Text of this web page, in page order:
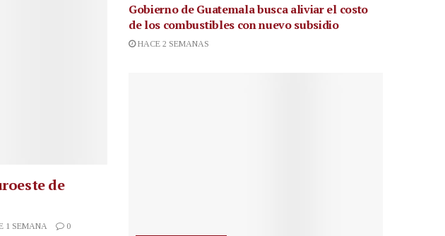
de
1 SEMANA 0
Gobierno de Guatemala busca aliviar el costo
de los combustibles con nuevo subsidio
HACE 2 SEMANAS